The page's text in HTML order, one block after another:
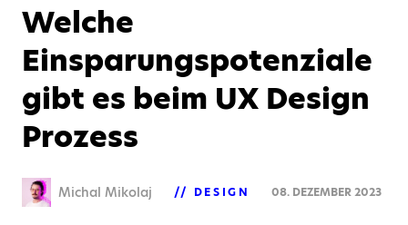
Welche
Einsparungspotenziale
gibt es beim UX Design
Prozess
Michal Mikolaj DESIGN 08. DEZEMBER 2023